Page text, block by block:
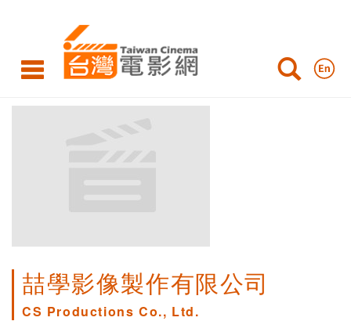
喆學影像製作有限公司
CS Productions Co., Ltd.